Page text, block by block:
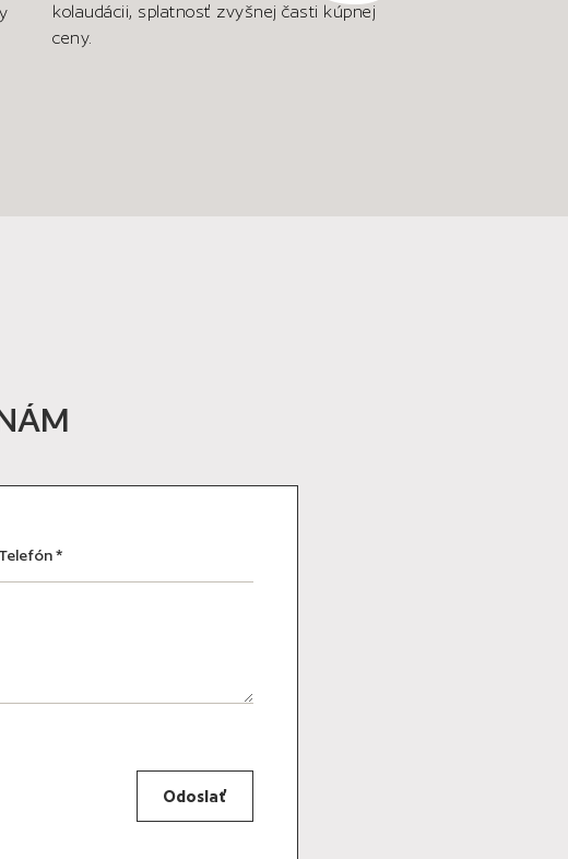
kolaudácii, splatnosť zvyšnej časti kúpnej
ceny.
Odoslať